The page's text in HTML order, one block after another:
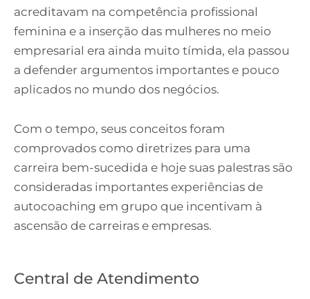
acreditavam na competência profissional
feminina e a inserção das mulheres no meio
empresarial era ainda muito tímida, ela passou
a defender argumentos importantes e pouco
aplicados no mundo dos negócios.
Com o tempo, seus conceitos foram
comprovados como diretrizes para uma
carreira bem-sucedida e hoje suas palestras são
consideradas importantes experiências de
autocoaching em grupo que incentivam à
ascensão de carreiras e empresas.
Central de Atendimento